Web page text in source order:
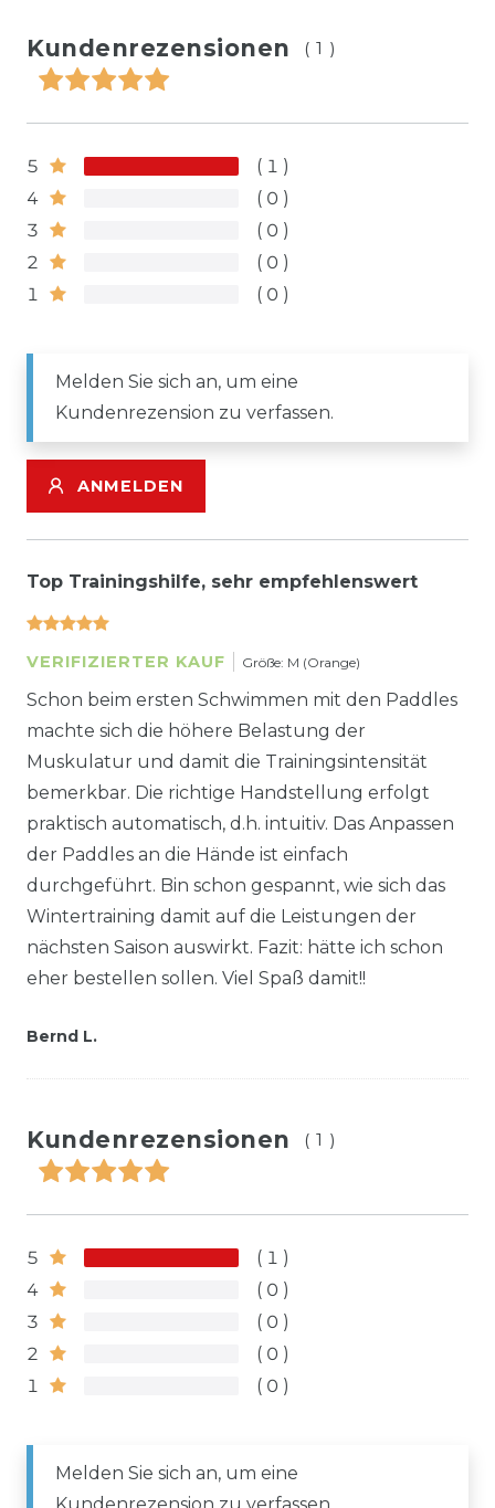
Kundenrezensionen (1)
5
1
4
0
3
0
2
0
1
0
Melden Sie sich an, um eine
Kundenrezension zu verfassen.
ANMELDEN
Top Trainingshilfe, sehr empfehlenswert
VERIFIZIERTER KAUF Größe: M (Orange)
Schon beim ersten Schwimmen mit den Paddles
machte sich die höhere Belastung der
Muskulatur und damit die Trainingsintensität
bemerkbar. Die richtige Handstellung erfolgt
praktisch automatisch, d.h. intuitiv. Das Anpassen
der Paddles an die Hände ist einfach
durchgeführt. Bin schon gespannt, wie sich das
Wintertraining damit auf die Leistungen der
nächsten Saison auswirkt. Fazit: hätte ich schon
eher bestellen sollen. Viel Spaß damit!!
Bernd L.
Kundenrezensionen (1)
5
1
4
0
3
0
2
0
1
0
Melden Sie sich an, um eine